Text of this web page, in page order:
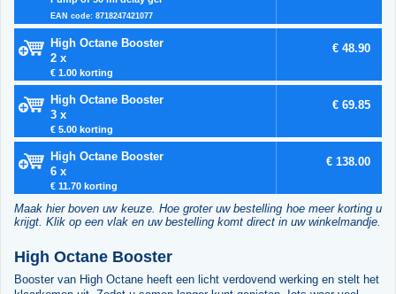
EAN code: 8718247421077
High Octane Booster
2 x
€ 1.00 korting
€ 48.90
High Octane Booster
3 x
€ 5.00 korting
€ 69.85
High Octane Booster
6 x
€ 11.70 korting
€ 138.00
Maak hier boven uw keuze. Hoe groter uw bestelling hoe meer korting u
krijgt. Klik op een vlak en uw bestelling komt direct in uw winkelmandje.
High Octane Booster
Booster van High Octane heeft een licht verdovend werking en stelt het